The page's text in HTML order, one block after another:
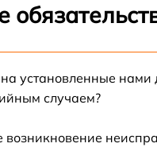
на установленные
случаем?
возникновение